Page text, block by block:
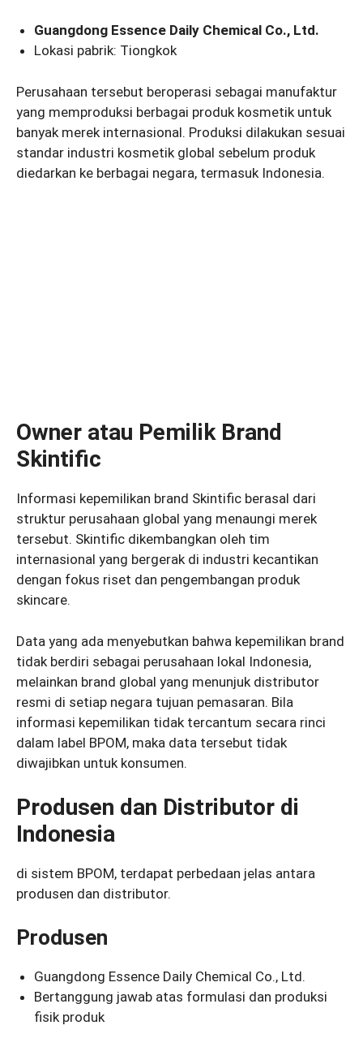
Guangdong Essence Daily Chemical Co., Ltd.
Lokasi pabrik: Tiongkok
Perusahaan tersebut beroperasi sebagai manufaktur
yang memproduksi berbagai produk kosmetik untuk
banyak merek internasional. Produksi dilakukan sesuai
standar industri kosmetik global sebelum produk
diedarkan ke berbagai negara, termasuk Indonesia.
Owner atau Pemilik Brand
Skintific
Informasi kepemilikan brand Skintific berasal dari
struktur perusahaan global yang menaungi merek
tersebut. Skintific dikembangkan oleh tim
internasional yang bergerak di industri kecantikan
dengan fokus riset dan pengembangan produk
skincare.
Data yang ada menyebutkan bahwa kepemilikan brand
tidak berdiri sebagai perusahaan lokal Indonesia,
melainkan brand global yang menunjuk distributor
resmi di setiap negara tujuan pemasaran. Bila
informasi kepemilikan tidak tercantum secara rinci
dalam label BPOM, maka data tersebut tidak
diwajibkan untuk konsumen.
Produsen dan Distributor di
Indonesia
di sistem BPOM, terdapat perbedaan jelas antara
produsen dan distributor.
Produsen
Guangdong Essence Daily Chemical Co., Ltd.
Bertanggung jawab atas formulasi dan produksi
fisik produk